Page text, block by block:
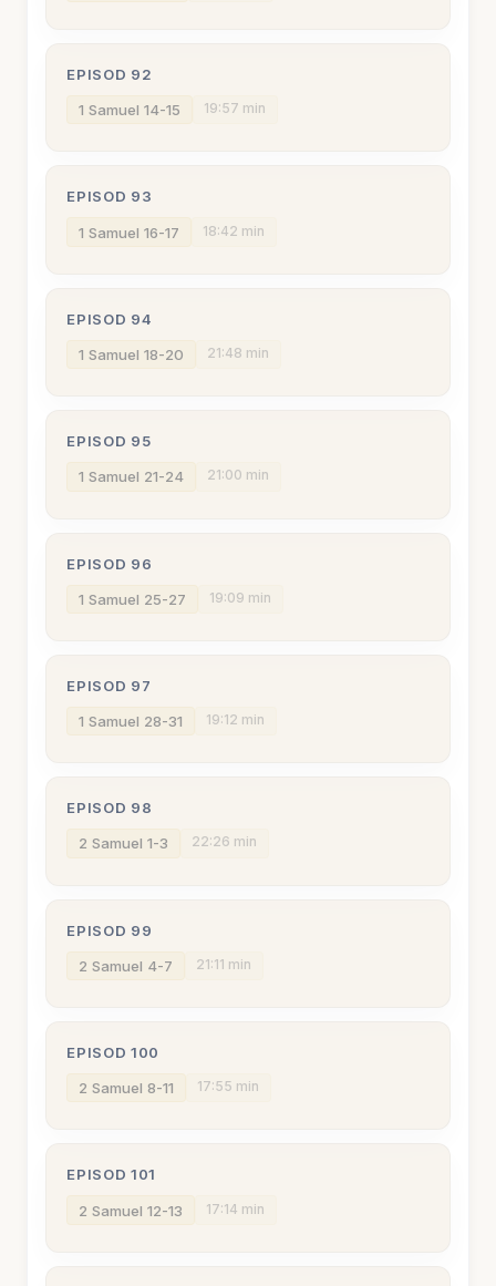
EPISOD 92
1 Samuel 14-15 19:57 min
EPISOD 93
1 Samuel 16-17 18:42 min
EPISOD 94
1 Samuel 18-20 21:48 min
EPISOD 95
1 Samuel 21-24 21:00 min
EPISOD 96
1 Samuel 25-27 19:09 min
EPISOD 97
1 Samuel 28-31 19:12 min
EPISOD 98
2 Samuel 1-3 22:26 min
EPISOD 99
2 Samuel 4-7 21:11 min
EPISOD 100
2 Samuel 8-11 17:55 min
EPISOD 101
2 Samuel 12-13 17:14 min